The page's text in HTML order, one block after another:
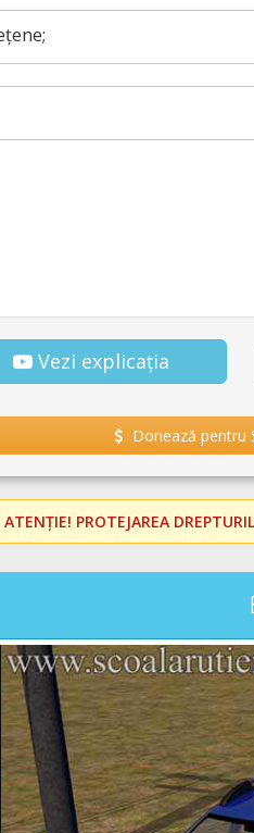
Vezi explicația
Donează pentru
ATENȚIE! PROTEJAREA